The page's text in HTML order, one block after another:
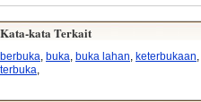
Kata-kata Terkait
berbuka buka buka lahan keterbukaan
terbuka